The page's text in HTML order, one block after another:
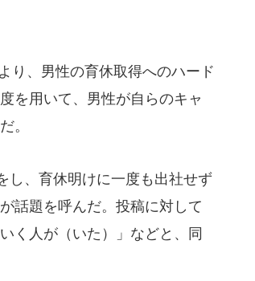
り、男性の育休取得へのハード
を用いて、男性が自らのキャ
。
、育休明けに一度も出社せず
話題を呼んだ。投稿に対して
く人が（いた）」などと、同